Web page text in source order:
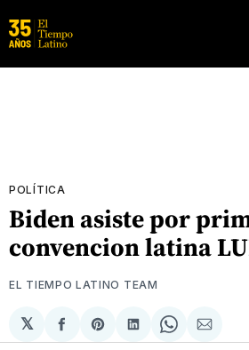
POLÍTICA
Biden asiste por
convencion latina
EL TIEMPO LATINO TEAM
𝕏
Compartir
ShareCompartir
Share